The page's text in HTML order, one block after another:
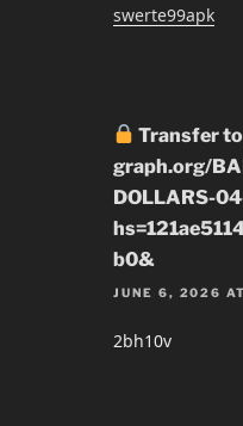
swerte99apk
Transfer to
graph.org/
DOLLARS-
b0&
JUNE 6, 2026
2bh10v